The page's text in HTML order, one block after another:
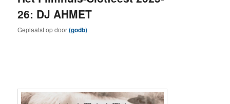
26: DJ AHMET
Geplaatst opdoor(godb)